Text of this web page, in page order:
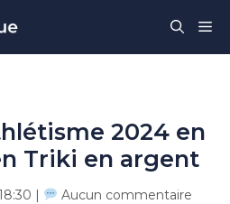
2024 en
Triki en argent
| Aucun commentaire